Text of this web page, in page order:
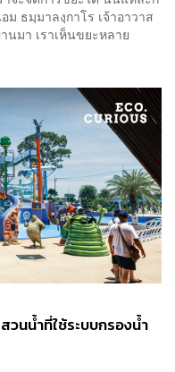
ธมฺมาลงฺกาโร เจ้าอาวาส
มา เราเห็นขยะหลาย
นน้ำที่ใช้ระบบกรองน้ำ